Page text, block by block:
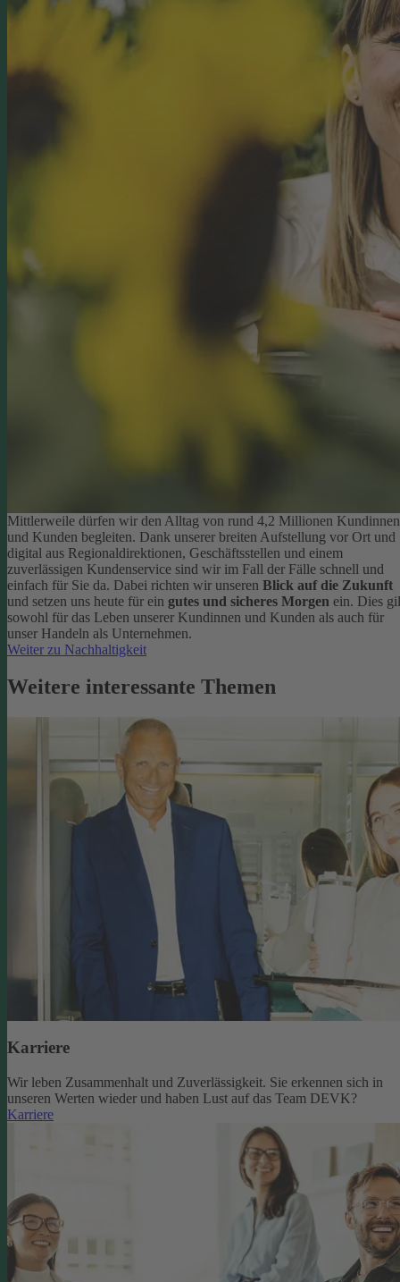
Mittlerweile dürfen wir den Alltag von rund 4,2 Millionen Kundinnen
und Kunden begleiten. Dank unserer breiten Aufstellung vor Ort und
digital aus Regionaldirektionen, Geschäftsstellen und einem
zuverlässigen Kundenservice sind wir im Fall der Fälle schnell und
einfach für Sie da. Dabei richten wir unseren Blick auf die Zukunft
und setzen uns heute für ein gutes und sicheres Morgen ein. Dies
sowohl für das Leben unserer Kundinnen und Kunden als auch für
unser Handeln als Unternehmen.
Weiter zu Nachhaltigkeit
Weitere interessante Themen
Karriere
Wir leben Zusammenhalt und Zuverlässigkeit. Sie erkennen sich in
unseren Werten wieder und haben Lust auf das Team DEVK?
Karriere